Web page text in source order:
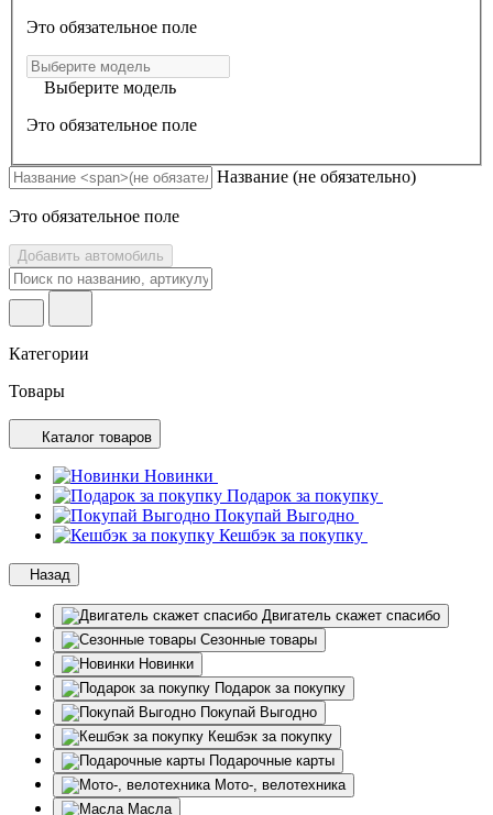
Это обязательное поле
Выберите модель
Это обязательное поле
Название (не обязательно)
Это обязательное поле
Добавить автомобиль
Категории
Товары
Каталог товаров
Новинки
Подарок за покупку
Покупай Выгодно
Кешбэк за покупку
Назад
Двигатель скажет спасибо
Сезонные товары
Новинки
Подарок за покупку
Покупай Выгодно
Кешбэк за покупку
Подарочные карты
Мото-, велотехника
Масла